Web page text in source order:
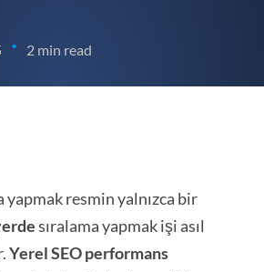
• 2 min read
yapmak resmin yalnızca bir
sıralama yapmak işi asıl
Yerel SEO performans